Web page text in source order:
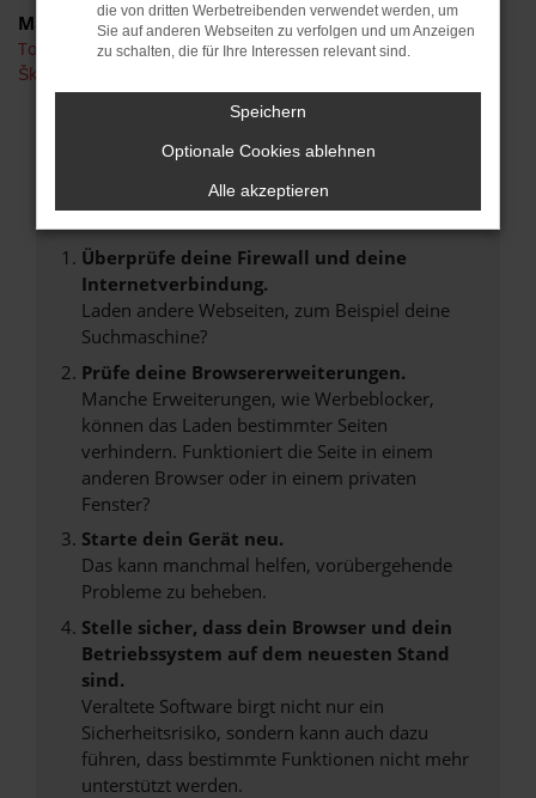
Marken
Toyota
Škoda
FEHLER: NETWORK ERROR
Beim Laden ist ein Fehler aufgetreten.
Hier sind ein paar Tipps, die dir helfen können:
Überprüfe deine Firewall und deine
Internetverbindung.
Laden andere Webseiten, zum Beispiel deine
Suchmaschine?
Prüfe deine Browsererweiterungen.
Manche Erweiterungen, wie Werbeblocker,
können das Laden bestimmter Seiten
verhindern. Funktioniert die Seite in einem
anderen Browser oder in einem privaten
Fenster?
Starte dein Gerät neu.
Das kann manchmal helfen, vorübergehende
Probleme zu beheben.
Stelle sicher, dass dein Browser und dein
Betriebssystem auf dem neuesten Stand
sind.
Veraltete Software birgt nicht nur ein
Sicherheitsrisiko, sondern kann auch dazu
führen, dass bestimmte Funktionen nicht mehr
unterstützt werden.
die von dritten Werbetreibenden verwendet werden, um
Sie auf anderen Webseiten zu verfolgen und um Anzeigen
zu schalten, die für Ihre Interessen relevant sind.
Speichern
Optionale Cookies ablehnen
Alle akzeptieren